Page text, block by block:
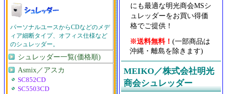
にも最適な明光商会MSシ
ュレッダーをお買い得価
格でご提供！
※送料無料！ (一部商品は
沖縄・離島を除きます)
MEIKO／株式会社明光
商会シュレッダー
パーソナルユースからCDなどのメデ
ィア細断タイプ、オフィス仕様など
のシュレッダー。
シュレッダー一覧(価格順)
Asmix／アスカ
SC852CD
SC5503CD